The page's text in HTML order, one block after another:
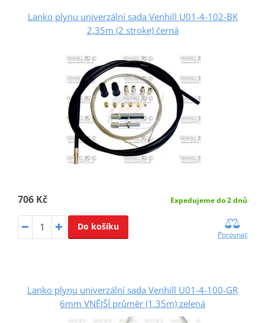
Lanko plynu univerzální sada Venhill U01-4-102-BK
2,35m (2 stroke) černá
706 Kč Expedujeme do 2 dnů
Do košíku
Porovnat
Lanko plynu univerzální sada Venhill U01-4-100-GR
6mm VNĚJŠÍ průměr (1.35m) zelená